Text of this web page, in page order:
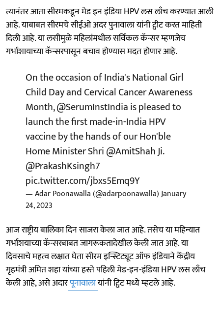
त्यानंतर आता सीरमकडून मेड इन इंडिया HPV लस लाँच करण्यात आली
आहे. याबाबत सीरमचे सीईओ अदर पुनावाला यांनी ट्वीट करत माहिती
दिली आहे. या लसीमुळे महिलांमधील सर्विकल कॅन्सर म्हणजेच
गर्भाशायाच्या कॅन्सरपासून बचाव होण्यास मदत होणार आहे.
On the occasion of India's National Girl
Child Day and Cervical Cancer Awareness
Month,@SerumInstIndiais pleased to
launch the first made-in-India HPV
vaccine by the hands of our Hon'ble
Home Minister Shri@AmitShahJi.
@PrakashKsingh7
pic.twitter.com/jbxs5Emq9Y
— Adar Poonawalla (@adarpoonawalla)January
24, 2023
आज राष्ट्रीय बालिका दिन साजरा केला जात आहे. तसेच या महिन्यात
गर्भाशयाच्या कॅन्सरबाबत जागरूकतादेखील केली जात आहे. या
दिवसाचे महत्व लक्षात घेता सीरम इन्स्टिट्यूट ऑफ इंडियाने केंद्रीय
गृहमंत्री अमित शहा यांच्या हस्ते पहिली मेड-इन-इंडिया HPV लस लाँच
केली आहे, असे अदारपूनावालायांनी ट्विट मध्ये म्हटले आहे.